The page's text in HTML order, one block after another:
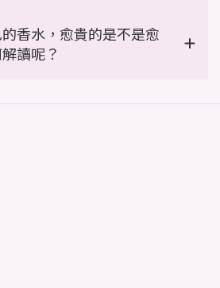
香水，愈貴的是不是愈
讀呢？